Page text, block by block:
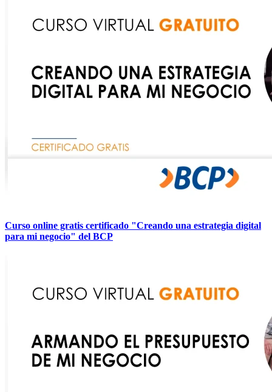
Curso online gratis certificado "Creando una estrategia digital
para mi negocio" del BCP